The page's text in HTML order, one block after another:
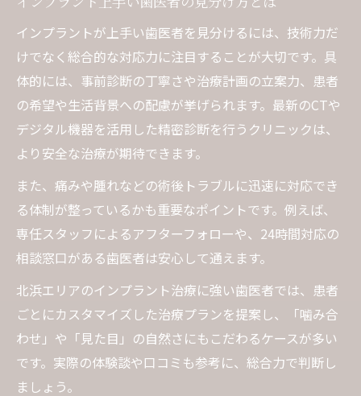
インプラントが上手い歯医者を見分けるには、技術力だ
けでなく総合的な対応力に注目することが大切です。具
体的には、事前診断の丁寧さや治療計画の立案力、患者
の希望や生活背景への配慮が挙げられます。最新のCTや
デジタル機器を活用した精密診断を行うクリニックは、
より安全な治療が期待できます。
また、痛みや腫れなどの術後トラブルに迅速に対応でき
る体制が整っているかも重要なポイントです。例えば、
専任スタッフによるアフターフォローや、24時間対応の
相談窓口がある歯医者は安心して通えます。
北浜エリアのインプラント治療に強い歯医者では、患者
ごとにカスタマイズした治療プランを提案し、「噛み合
わせ」や「見た目」の自然さにもこだわるケースが多い
です。実際の体験談や口コミも参考に、総合力で判断し
ましょう。